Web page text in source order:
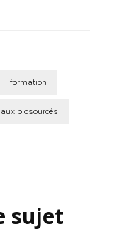
formation
biosourcés
sujet